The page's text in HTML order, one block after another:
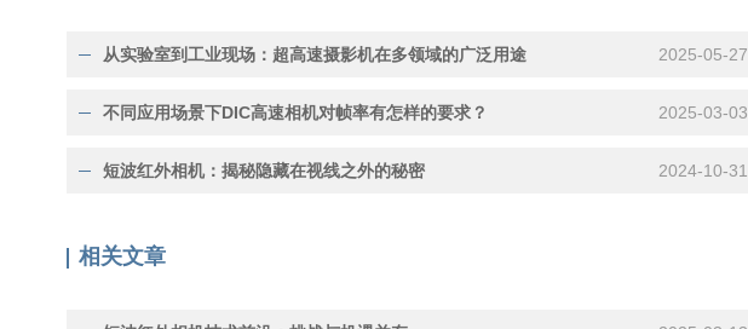
从实验室到工业现场：超高速摄影机在多领域的广泛用途 2025-05-27
不同应用场景下DIC高速相机对帧率有怎样的要求？ 2025-03-03
短波红外相机：揭秘隐藏在视线之外的秘密 2024-10-31
相关文章